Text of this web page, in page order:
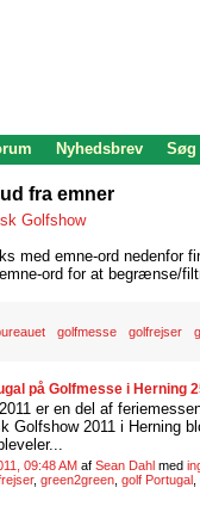
Nyhedsbrev Søg
fra emner
Golfshow
med emne-ord nedenfor
ord for at begrænse/
golfmesse golfrejser
på Golfmesse i Herning
er en del af
Golfshow 2011 i Herning
09:48 AM af Sean Dahl med
, green2green golf Portugal